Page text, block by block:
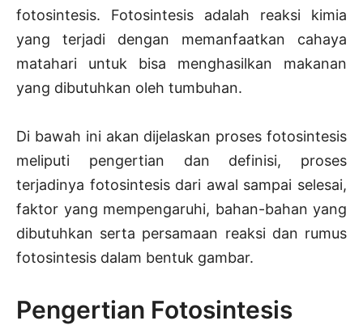
fotosintesis. Fotosintesis adalah reaksi kimia
yang terjadi dengan memanfaatkan cahaya
matahari untuk bisa menghasilkan makanan
yang dibutuhkan oleh tumbuhan.
Di bawah ini akan dijelaskan proses fotosintesis
meliputi pengertian dan definisi, proses
terjadinya fotosintesis dari awal sampai selesai,
faktor yang mempengaruhi, bahan-bahan yang
dibutuhkan serta persamaan reaksi dan rumus
fotosintesis dalam bentuk gambar.
Pengertian Fotosintesis